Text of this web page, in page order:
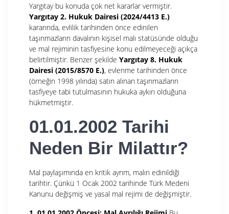
Yargıtay bu konuda çok net kararlar vermiştir.
Yargıtay 2. Hukuk Dairesi (2024/4413 E.)
kararında, evlilik tarihinden önce edinilen
taşınmazların davalının kişisel malı statüsünde olduğu
ve mal rejiminin tasfiyesine konu edilmeyeceği açıkça
belirtilmiştir. Benzer şekilde Yargıtay 8. Hukuk
Dairesi (2015/8570 E.), evlenme tarihinden önce
(örneğin 1998 yılında) satın alınan taşınmazların
tasfiyeye tabi tutulmasının hukuka aykırı olduğuna
hükmetmiştir.
01.01.2002 Tarihi
Neden Bir Milattır?
Mal paylaşımında en kritik ayrım, malın edinildiği
tarihtir. Çünkü 1 Ocak 2002 tarihinde Türk Medeni
Kanunu değişmiş ve yasal mal rejimi de değişmiştir.